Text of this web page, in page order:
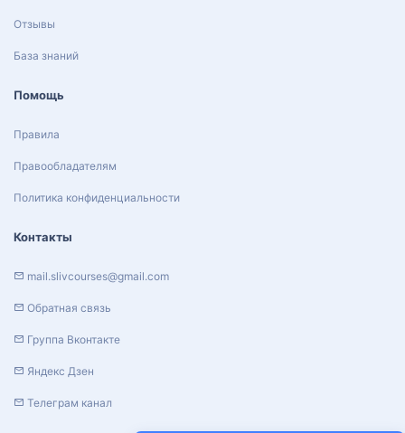
Отзывы
База знаний
Помощь
Правила
Правообладателям
Политика конфиденциальности
Контакты
mail.slivcourses@gmail.com
Обратная связь
Группа Вконтакте
Яндекс Дзен
Телеграм канал